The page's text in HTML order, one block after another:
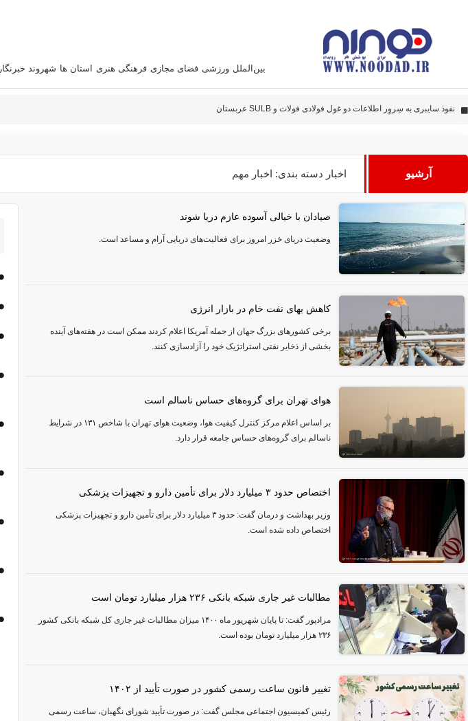
بین‌الملل ورزشی فضای مجازی فرهنگی هنری استان‌ ها شهروند خبرنگار
نفوذ سایبری به سِروِر اطلاعات دو غول فولادی فولات و SULB عربستان
دادستانی تهران به شخصیت‌های سیاسی و صاحبان تریبون، تذکر داد
این سامانه متخصص زدن هواپیما آمریکائی است
پهپاد‌های ایران به نقاط مهمی اصابت کرده‌اند
آرشیو اخبار دسته بندی: اخبار مهم
صیادان با خیالی آسوده عازم دریا شوند
وضعیت دریای خزر امروز برای فعالیت‌های دریایی آرام و مساعد است.
کاهش بهای نفت خام در بازار انرژی
برخی کشور‌های بزرگ جهان از جمله آمریکا اعلام کردند ممکن است در هفته‌های آینده
بخشی از ذخایر نفتی استراتژیک خود را آزادسازی کنند.
هوای تهران برای گروه‌‌های حساس ناسالم است
بر اساس اعلام مرکز کنترل کیفیت هوا، وضعیت هوای تهران با شاخص ۱۳۱ در شرایط
ناسالم برای گروه‌های حساس جامعه قرار دارد.
اختصاص حدود ۳ میلیارد دلار برای تأمین دارو و تجهیزات پزشکی
وزیر بهداشت و درمان گفت: حدود ۳ میلیارد دلار برای تأمین دارو و تجهیزات پزشکی
اختصاص داده شده است.
مطالبات غیر جاری شبکه بانکی ۲۳۶ هزار میلیارد تومان است
مرادپور گفت: تا پایان شهریور ماه ۱۴۰۰ میزان مطالبات غیر جاری کل شبکه بانکی کشور
۲۳۶ هزار میلیارد تومان بوده است.
تغییر قانون ساعت رسمی کشور در صورت تأیید از ۱۴۰۲
رئیس کمیسیون اجتماعی مجلس گفت: در صورت تأیید شورای نگهبان، ساعت رسمی